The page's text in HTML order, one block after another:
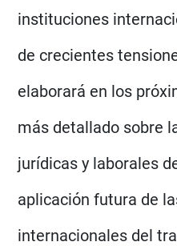
instituciones
de crecientes
elaborará en los
más detallado sobre
jurídicas y laborales
aplicación futura de
internacionales del